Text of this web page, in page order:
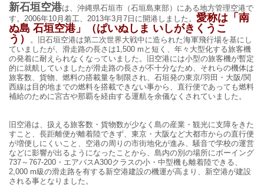
新石垣空港は、沖縄県石垣市（石垣島東部）にある地方管理空港で
す。 2006年10 月着工、 2013年3 月 7 日に開港しました。 愛称は「南
ぬ島 石垣空港」（ぱいぬしま いしがきくうこ
う）
。旧石垣空港は第二次世界大戦中に造られた海軍飛行場を基にし
ていましたが、滑走路の長さは1,500 m と短く、年々大型化する旅客機
の発着に耐えられなくなっていました。旧空港には小型の旅客機が暫定
的に就航していましたが滑走路の長さが不十分なため、それらの機体は
旅客数、貨物、燃料の搭載量を制限され、石垣発の東京/羽田・大阪/関
西線は目的地までの燃料を搭載できない事から、直行便であっても燃料
補給のために宮古や那覇を経由する運航を余儀なくされていました。
旧空港は、扱える旅客数・貨物数が少なく島の産業・観光に支障をきた
すこと、長距離便が離着陸できず、東京・大阪など大都市からの直行便
が増便しにくいこと、空港の周りの市街地化が進み、騒音で学校の運営
などに影響が出るようになったことから、島内の別の場所にボーイング
737～ 767-200 ・エアバスA300クラスの小・中型機も離着陸できる、
2,000 m級の滑走路を有する新空港建設の機運が高まり、新空港が建設
される事となりました。